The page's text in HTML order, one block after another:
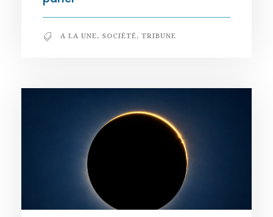
A LA UNE, SOCIÉTÉ, TRIBUNE